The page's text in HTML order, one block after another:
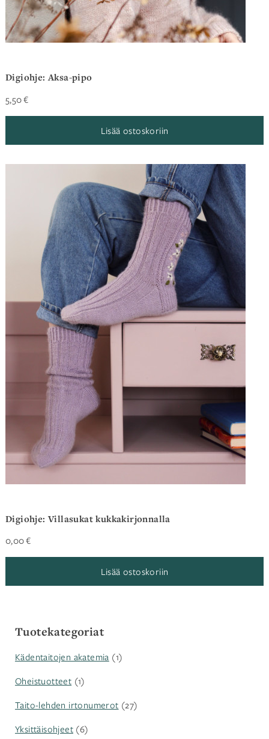
Digiohje: Aksa-pipo
5,50€
Lisää ostoskoriin
Digiohje: Villasukat kukkakirjonnalla
0,00€
Lisää ostoskoriin
Tuotekategoriat
Kädentaitojen akatemia (1)
Oheistuotteet (1)
Taito-lehden irtonumerot (27)
Yksittäisohjeet (6)